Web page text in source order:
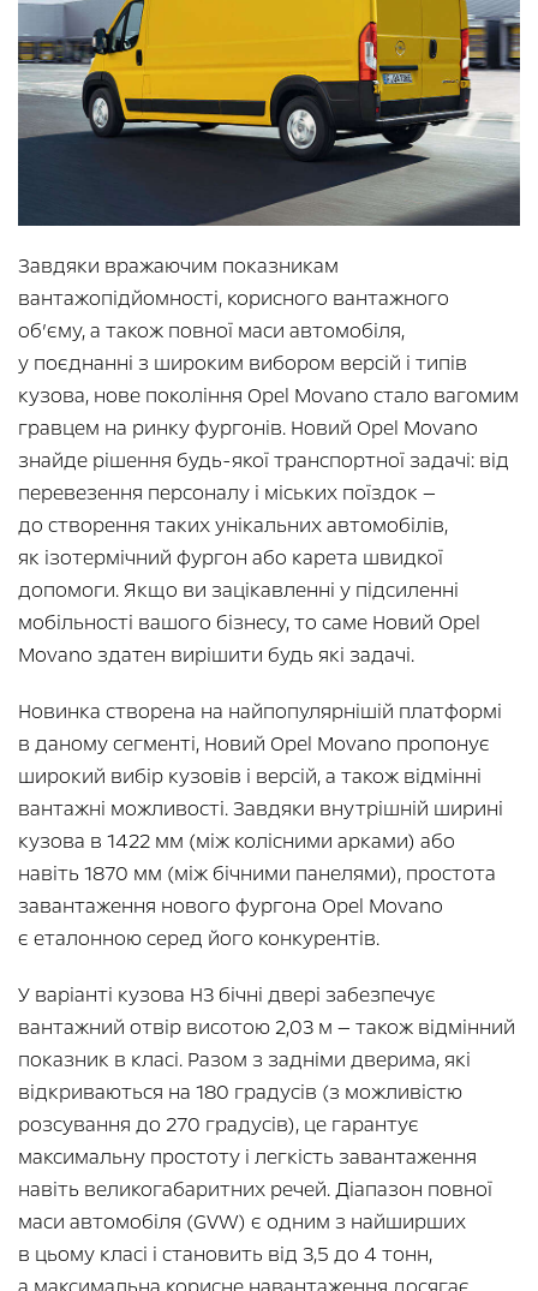
Завдяки вражаючим показникам
вантажопідйомності, корисного вантажного
об’єму, а також повної маси автомобіля,
у поєднанні з широким вибором версій і типів
кузова, нове покоління Opel Movano стало вагомим
гравцем на ринку фургонів. Новий Opel Movano
знайде рішення будь-якої транспортної задачі: від
перевезення персоналу і міських поїздок —
до створення таких унікальних автомобілів,
як ізотермічний фургон або карета швидкої
допомоги. Якщо ви зацікавленні у підсиленні
мобільності вашого бізнесу, то саме Новий Opel
Movano здатен вирішити будь які задачі.
Новинка створена на найпопулярнішій платформі
в даному сегменті, Новий Opel Movano пропонує
широкий вибір кузовів і версій, а також відмінні
вантажні можливості. Завдяки внутрішній ширині
кузова в 1422 мм (між колісними арками) або
навіть 1870 мм (між бічними панелями), простота
завантаження нового фургона Opel Movano
є еталонною серед його конкурентів.
У варіанті кузова H3 бічні двері забезпечує
вантажний отвір висотою 2,03 м — також відмінний
показник в класі. Разом з задніми дверима, які
відкриваються на 180 градусів (з можливістю
розсування до 270 градусів), це гарантує
максимальну простоту і легкість завантаження
навіть великогабаритних речей. Діапазон повної
маси автомобіля (GVW) є одним з найширших
в цьому класі і становить від 3,5 до 4 тонн,